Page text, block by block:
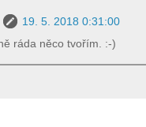
19. 5. 2018 0:31:00
ráda něco tvořím. :-)